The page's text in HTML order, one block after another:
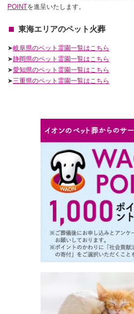
POINTを進呈いたします。
東海エリアのペット火葬
➤岐阜県のペット霊園一覧はこちら
➤静岡 県のペット霊園一覧はこちら
➤愛知県のペット霊園一覧はこちら
➤三重県のペット霊園一覧はこちら